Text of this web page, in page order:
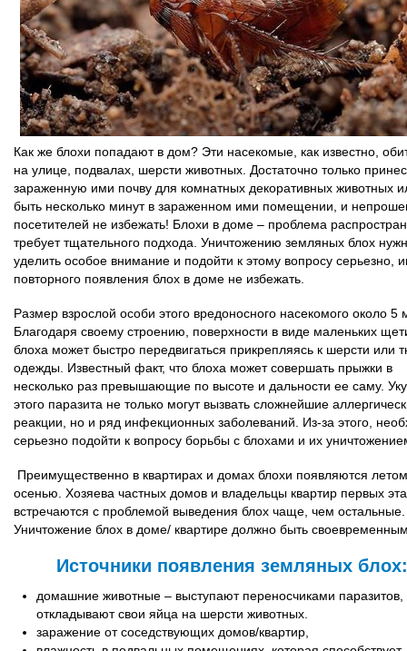
Как же блохи попадают в дом? Эти насекомые, как известно,
на улице, подвалах, шерсти животных. Достаточно только
зараженную ими почву для комнатных декоративных животных
быть несколько минут в зараженном ими помещении, и
посетителей не избежать! Блохи в доме – проблема
требует тщательного подхода. Уничтожению земляных блох
уделить особое внимание и подойти к этому вопросу серьезно,
повторного появления блох в доме не избежать.
Размер взрослой особи этого вредоносного насекомого около 5
Благодаря своему строению, поверхности в виде маленьких
блоха может быстро передвигаться прикрепляясь к шерсти или
одежды. Известный факт, что блоха может совершать прыжки в
несколько раз превышающие по высоте и дальности ее саму.
этого паразита не только могут вызвать сложнейшие
реакции, но и ряд инфекционных заболеваний. Из-за этого,
серьезно подойти к вопросу борьбы с блохами и их
Преимущественно в квартирах и домах блохи появляются
осенью. Хозяева частных домов и владельцы квартир первых
встречаются с проблемой выведения блох чаще, чем остальные.
Уничтожение блох в доме/ квартире должно быть
Источники появления земляных блох:
домашние животные – выступают переносчиками паразитов,
откладывают свои яйца на шерсти животных.
заражение от соседствующих домов/квартир,